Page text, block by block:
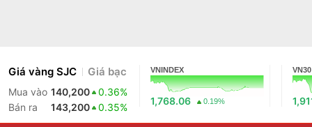
Giá vàng SJC Giá bạc
Mua vào 140,200
0.36%
Bán ra
143,200 0.35%
VNINDEX
1,768.06 0.19%
VN30